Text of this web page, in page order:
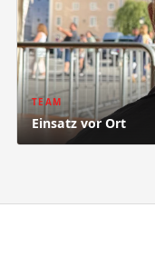
TEAM
Einsatz vor Ort